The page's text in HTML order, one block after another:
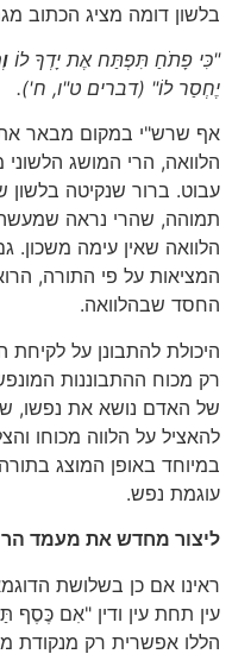
בלשון דומה מציג הכתוב
"כִּי פָתֹחַ תִּפְתַּח אֶת יָדְךָ לוֹ
יֶחְסַר לוֹ" (דברים ט"ו, ח').
אף שרש"י במקום מבאר את
הלוואה, הרי המושג
עבוט. ברור שנקיטה בלשון
תמוהה, שהרי נראה
הלוואה שאין עימה משכון.
המציאות על פי התורה,
החסד שבהלוואה.
היכולת להתבונן על לקיחת
רק מכוח ההתבוננות
של האדם נושא את נפשו,
להאציל על הלווה מכוחו
במיוחד באופן המוצג
עוגמת נפש.
ליצור מחדש את מעמד הר
ראינו אם כן בשלושת
עין תחת עין ודין "אִם כֶּסֶף
הללו אפשרית רק מנקודת